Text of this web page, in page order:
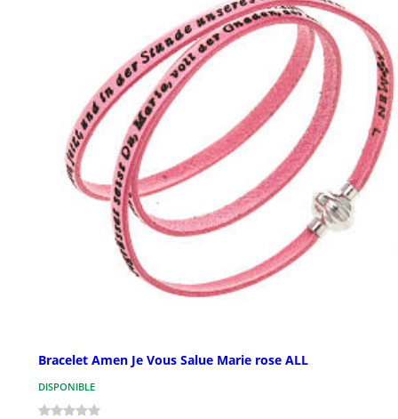
Bracelet Amen Je Vous Salue Marie rose ALL
DISPONIBLE